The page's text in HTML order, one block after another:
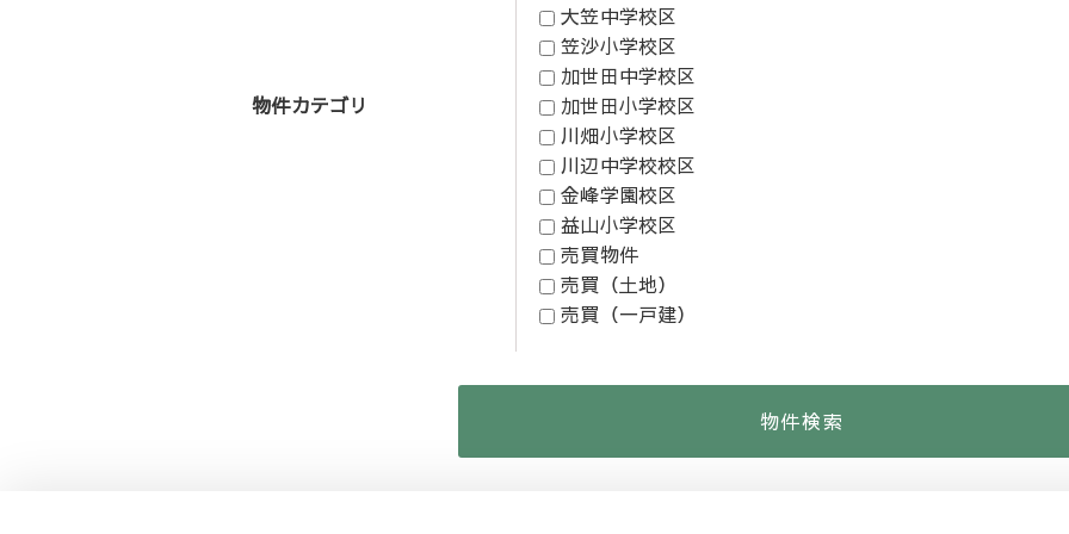
物件カテゴリ
大笠中学校区
笠沙小学校区
加世田中学校区
加世田小学校区
川畑小学校区
川辺中学校校区
金峰学園校区
益山小学校区
売買物件
売買（土地）
売買（一戸建）